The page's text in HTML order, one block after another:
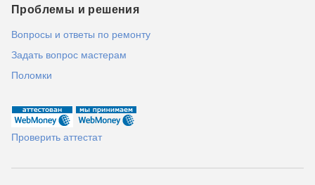
Проблемы и решения
Вопросы и ответы по ремонту
Задать вопрос мастерам
Поломки
Проверить аттестат